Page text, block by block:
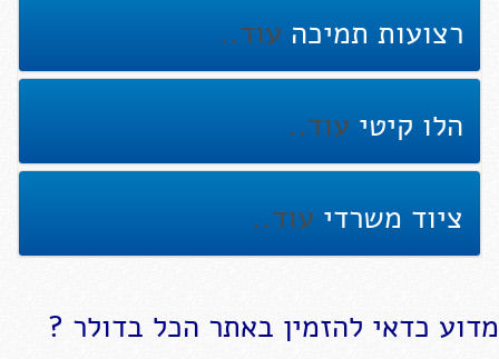
רצועות תמיכה עוד..
הלו קיטי עוד..
ציוד משרדי עוד..
מדוע כדאי להזמין באתר הכל בדולר ?